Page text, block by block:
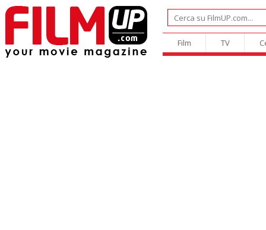
Film TV